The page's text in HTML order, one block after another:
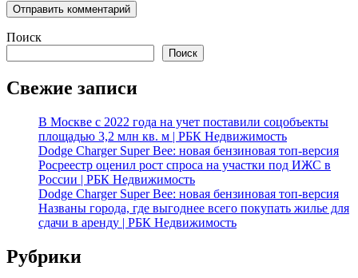
Поиск
Поиск
Свежие записи
В Москве с 2022 года на учет поставили соцобъекты
площадью 3,2 млн кв. м | РБК Недвижимость
Dodge Charger Super Bee: новая бензиновая топ-версия
Росреестр оценил рост спроса на участки под ИЖС в
России | РБК Недвижимость
Dodge Charger Super Bee: новая бензиновая топ-версия
Названы города, где выгоднее всего покупать жилье для
сдачи в аренду | РБК Недвижимость
Рубрики